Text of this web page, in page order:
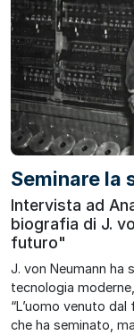
Seminare la
Intervista ad
biografia di J.
futuro"
J. von Neumann ha
tecnologia
“L’uomo venuto
che ha seminato,